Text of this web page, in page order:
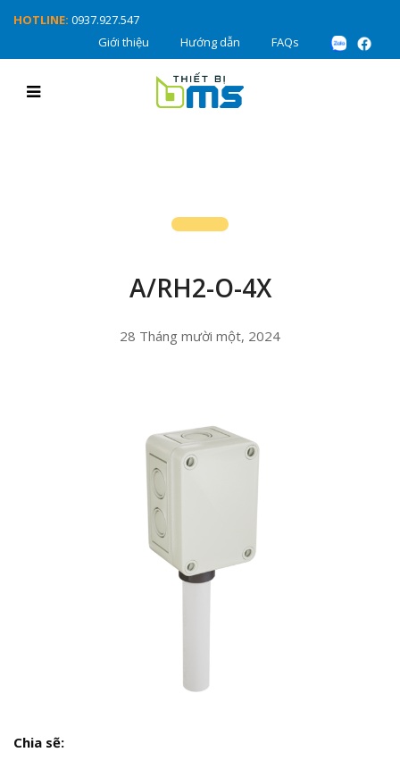
HOTLINE: 0937.927.547
Giới thiệu
Hướng dẫn FAQs
A/RH2-O-4X
28 Tháng mười một, 2024
Chia sẽ: